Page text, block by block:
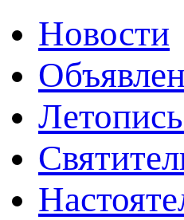
Новости